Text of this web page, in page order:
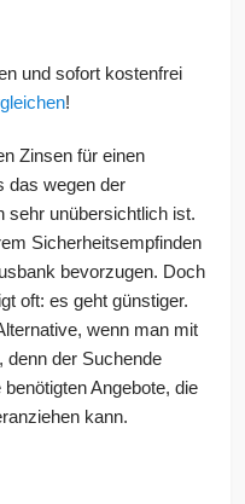
und sofort kostenfrei
!
Zinsen für einen
das wegen der
sehr unübersichtlich ist.
Sicherheitsempfinden
bevorzugen. Doch
oft: es geht günstiger.
wenn man mit
denn der Suchende
Angebote, die
kann.